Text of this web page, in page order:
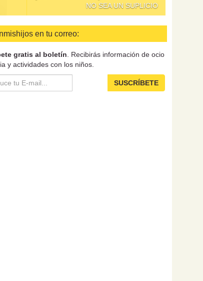
NO SEA UN SUPLICIO
en tu correo:
gratis al boletín . Recibirás información de ocio
y actividades con los niños.
SUSCRÍBETE